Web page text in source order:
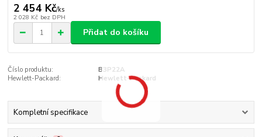
2 454 Kč/ks
2 028 Kč bez DPH
Přidat do košíku
Číslo produktu:
B3P22A
Hewlett-Packard:
Hewlett-Packard
Kompletní specifikace